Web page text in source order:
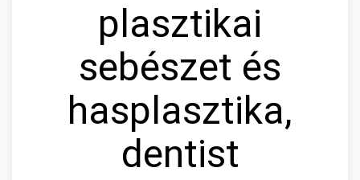
plasztikai
sebészet és
hasplasztika,
dentist